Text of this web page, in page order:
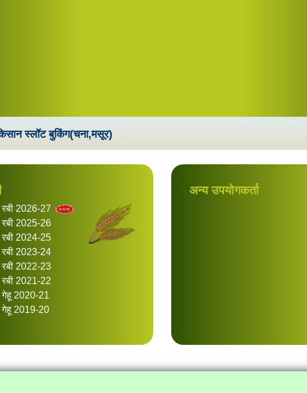
स्लॉट बुकिंग(चना,मसूर)
रबी 2026-27
रबी 2025-26
रबी 2024-25
रबी 2023-24
रबी 2022-23
रबी 2021-22
गेहू 2020-21
गेहू 2019-20
अन्य उपयोगकर्ता